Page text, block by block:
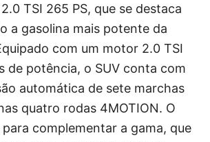
TSI 265 PS, que se destaca
a gasolina mais potente da
com um motor 2.0 TSI
de potência, o SUV conta com
automática de sete marchas
quatro rodas 4MOTION. O
complementar a gama, que